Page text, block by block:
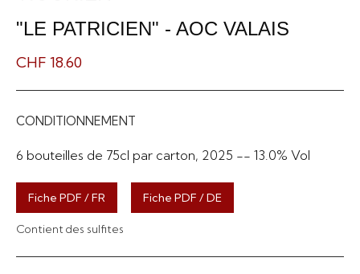
"LE PATRICIEN" - AOC VALAIS
CHF 18.60
CONDITIONNEMENT
6 bouteilles de 75cl par carton, 2025 -- 13.0% Vol
Fiche PDF / FR Fiche PDF / DE
Contient des sulfites